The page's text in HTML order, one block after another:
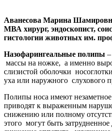
Аванесова Марина
МВА хирург, эндоскопист,
гистологии животных им.
Назофарингеальные полипы
массы на ножке, а именно
слизистой оболочки
уха или наружного слухового
Полипы носа имеют незаметное
приводят к выраженным
снижению или полному
этого могут быть